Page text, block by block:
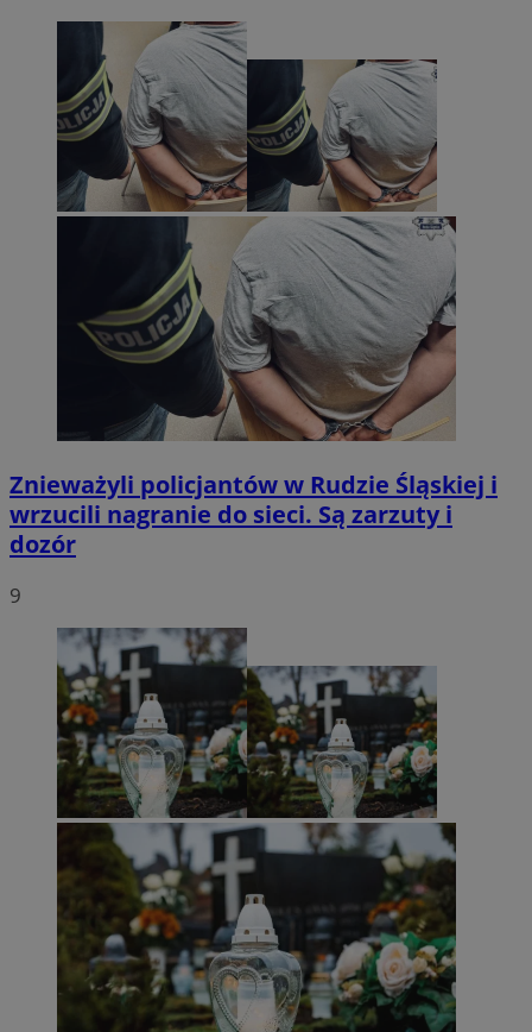
Znieważyli policjantów w Rudzie Śląskiej i
wrzucili nagranie do sieci. Są zarzuty i
dozór
9